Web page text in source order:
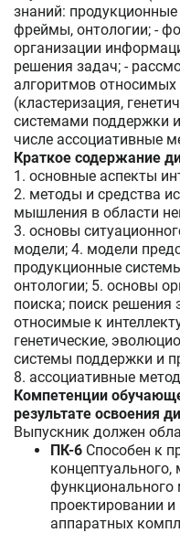
знаний:
фреймы, онтологии; -
организации
решения задач; -
алгоритмов
(кластеризация,
системами поддержки
числе ассоциативные
Краткое содержание
1. основные аспекты
2. методы и средства
мышления в области
3. основы
модели; 4. модели
продукционные
онтологии; 5. основы
поиска; поиск
относимые к
генетические,
системы поддержки и
8. ассоциативные
Компетенции
результате освоения
Выпускник должен
ПК-6 Способен к
концептуального,
функционального
проектировании
аппаратных